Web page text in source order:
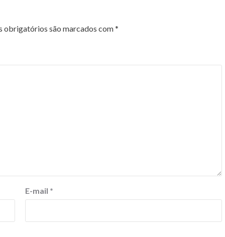
obrigatórios são marcados com*
E-mail *